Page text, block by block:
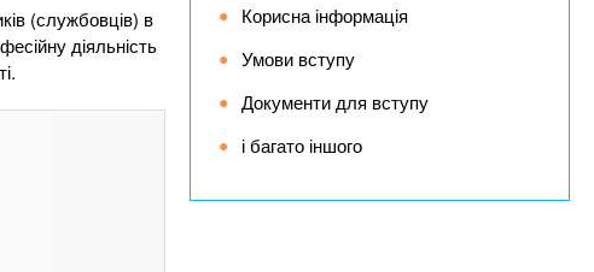
(службовців) в
діяльність
Корисна інформація
Умови вступу
Документи для вступу
і багато іншого